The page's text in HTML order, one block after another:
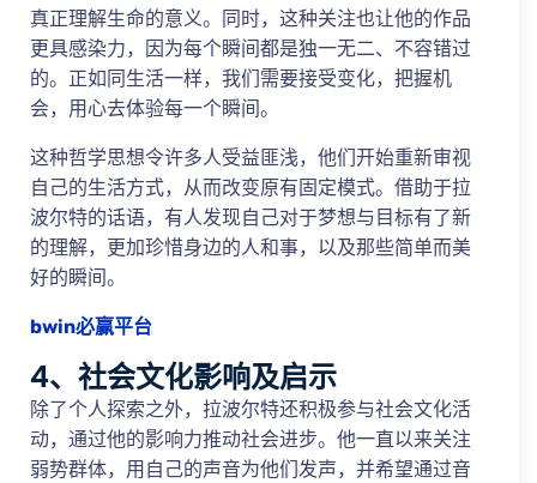
真正理解生命的意义。同时，这种关注也让他的作品
更具感染力，因为每个瞬间都是独一无二、不容错过
的。正如同生活一样，我们需要接受变化，把握机
会，用心去体验每一个瞬间。
这种哲学思想令许多人受益匪浅，他们开始重新审视
自己的生活方式，从而改变原有固定模式。借助于拉
波尔特的话语，有人发现自己对于梦想与目标有了新
的理解，更加珍惜身边的人和事，以及那些简单而美
好的瞬间。
bwin必赢平台
4、社会文化影响及启示
除了个人探索之外，拉波尔特还积极参与社会文化活
动，通过他的影响力推动社会进步。他一直以来关注
弱势群体，用自己的声音为他们发声，并希望通过音